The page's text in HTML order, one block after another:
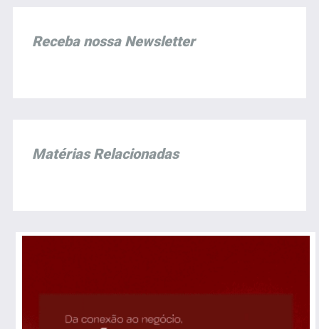
Receba nossa Newsletter
Matérias Relacionadas